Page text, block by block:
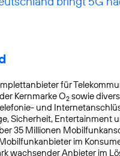
für
Kernmarke O2 sowie
und
Sicherheit, Entertainment
35 Millionen
im
wachsender Anbieter im